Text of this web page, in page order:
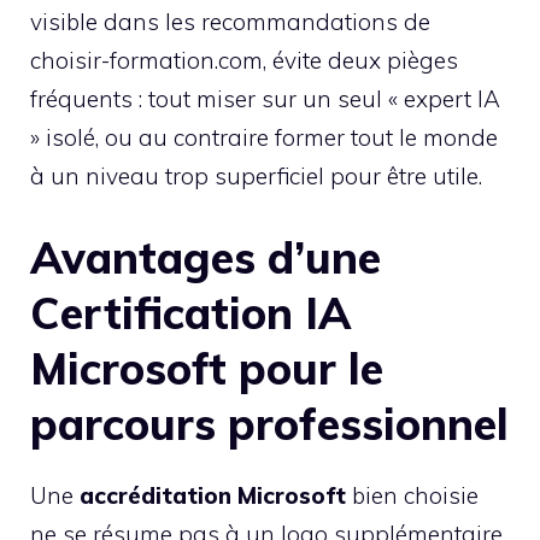
visible dans les recommandations de
choisir-formation.com, évite deux pièges
fréquents : tout miser sur un seul « expert IA
» isolé, ou au contraire former tout le monde
à un niveau trop superficiel pour être utile.
Avantages d’une
Certification IA
Microsoft pour le
parcours professionnel
Une accréditation Microsoft bien choisie
ne se résume pas à un logo supplémentaire